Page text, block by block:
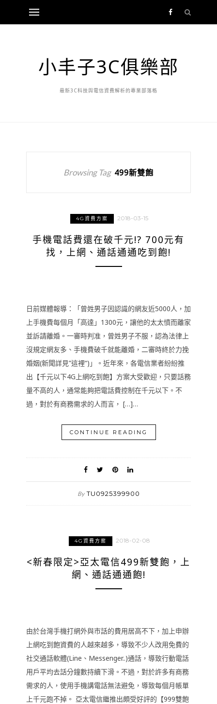
小丰子3C俱樂部
最新3C科技與電信資費解析的專業部落格
Browsing Tag 499新雙飽
4G資費方案 2018-03-15
手機電話費還在破千元!? 700元有
找，上網、通話通通吃到飽!
日前媒體報導：「曾姓男子因認識的網友近5000人，加
上手機費每個月「高達」1300元，讓他的太太憤而離家
並訴請離婚。一審時判准，曾姓男子不服，認為法律上
沒規定網友多、手機費破千就能離婚，二審時終於力挽
婚姻(新聞詳見”這裡“)」。近年來，各電信業者紛紛推
出【千元以下4G上網吃到飽】方案大受歡迎，只要話務
量不高的人，通常能夠把電話費控制在千元以下。不
過，對於有商務需求的人而言， […]…
CONTINUE READING
By TU0925399900
4G資費方案 2018-02-08
<新春限定>亞太電信499新雙飽，上
網、通話通通飽!
由於台灣手機打網外與市話的費用居高不下，加上申辦
上網吃到飽資費的人越來越多，導致不少人改用免費的
社交通話軟體(Line、Messenger..)通話，導致行動電話
用戶平均去話分鐘數持續下滑。不過，對於許多有商務
需求的人，使用手機講電話無法避免，導致每個月帳單
上千元跑不掉。 亞太電信繼推出頗受好評的【999雙飽